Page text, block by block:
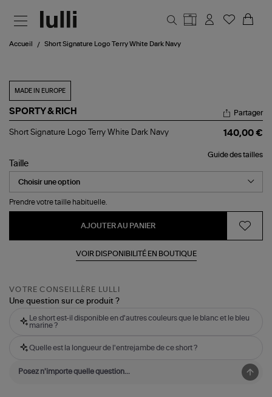
Accueil Short Signature Logo Terry White Dark Navy
MADE IN EUROPE
SPORTY & RICH
Short
Terry
White
Dark
Partager
Short Signature Logo Terry White Dark Navy 140,00 €
Guide des tailles
Taille
Prendre votre taille habituelle.
AJOUTER AU PANIER
VOIR DISPONIBILITÉ EN BOUTIQUE
VOTRE CONSEILLÈRE LULLI
Une question sur ce produit ?
Le short est-il disponible en d'autres couleurs que le blanc et le bleu
marine ?
Quelle est la longueur de l'entrejambe de ce short ?